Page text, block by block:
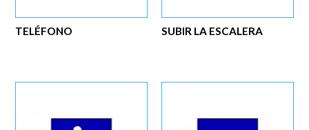
SUBIR LA ESCALERA
TELÉFONO